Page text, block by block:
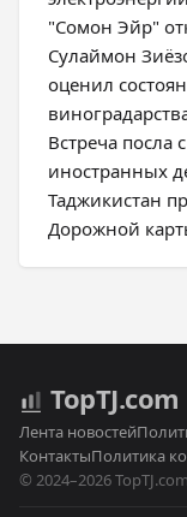
"Сомон Эйр"
Сулаймон
оценил
Встреча посла
иностранных
Таджикистан
Дорожной
TopTJ.com
Лента новостей
КонтактыПолитика
© 2024–2026 TopTJ.com